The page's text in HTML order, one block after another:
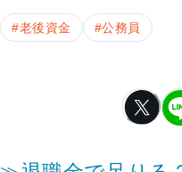
#老後資金 #公務員